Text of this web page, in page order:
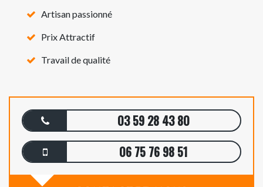
Artisan passionné
Prix Attractif
Travail de qualité
03 59 28 43 80
06 75 76 98 51